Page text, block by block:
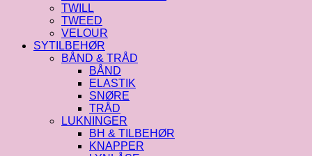
TWILL
TWEED
VELOUR
SYTILBEHØR
BÅND & TRÅD
BÅND
ELASTIK
SNØRE
TRÅD
LUKNINGER
BH & TILBEHØR
KNAPPER